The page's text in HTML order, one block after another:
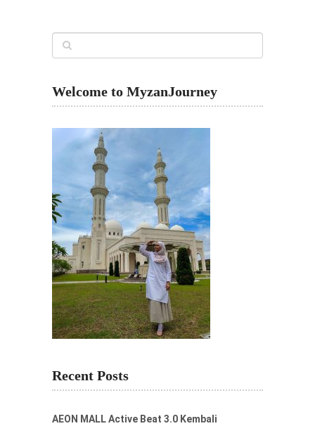
Welcome to MyzanJourney
Recent Posts
AEON MALL Active Beat 3.0 Kembali